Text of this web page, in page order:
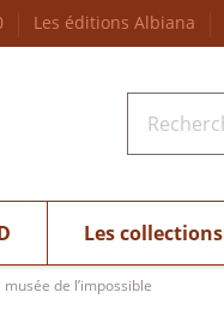
Les éditions Albiana
Les collections
de l’impossible